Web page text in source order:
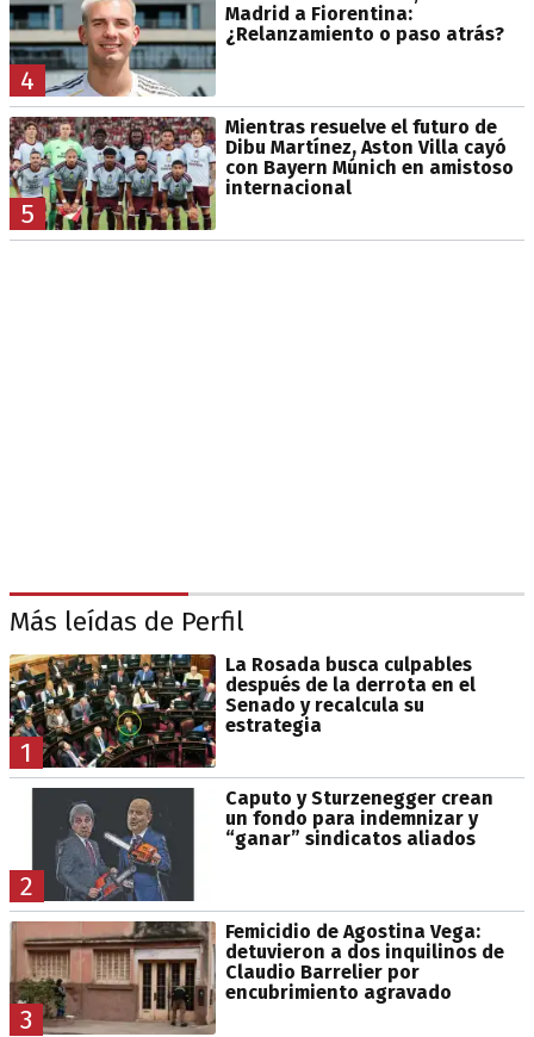
4
Madrid a Fiorentina:
¿Relanzamiento o paso atrás?
5
Mientras resuelve el futuro de
Dibu Martínez, Aston Villa cayó
con Bayern Múnich en amistoso
internacional
Más leídas de Perfil
1
La Rosada busca culpables
después de la derrota en el
Senado y recalcula su
estrategia
2
Caputo y Sturzenegger crean
un fondo para indemnizar y
“ganar” sindicatos aliados
3
Femicidio de Agostina Vega:
detuvieron a dos inquilinos de
Claudio Barrelier por
encubrimiento agravado